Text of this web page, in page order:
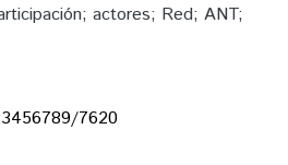
actores; Red; ANT;
7620